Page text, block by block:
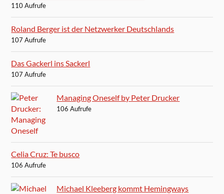
110 Aufrufe
Roland Berger ist der Netzwerker Deutschlands
107 Aufrufe
Das Gackerl ins Sackerl
107 Aufrufe
Managing Oneself by Peter Drucker
106 Aufrufe
Celia Cruz: Te busco
106 Aufrufe
Michael Kleeberg kommt Hemingways